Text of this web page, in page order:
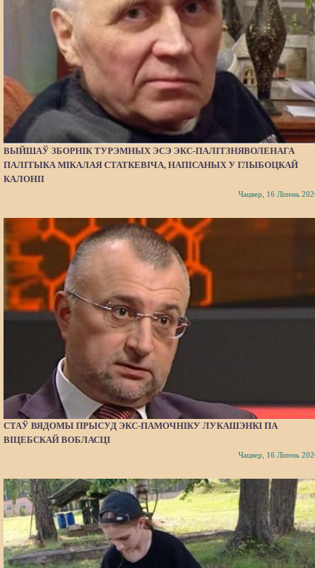
ВЫЙШАЎ ЗБОРНІК ТУРЭМНЫХ ЭСЭ ЭКС-ПАЛІТЗНЯВОЛЕНАГА
ПАЛІТЫКА МІКАЛАЯ СТАТКЕВІЧА, НАПІСАНЫХ У ГЛЫБОЦКАЙ
КАЛОНІІ
Чацвер, 16 Ліпень
СТАЎ ВЯДОМЫ ПРЫСУД ЭКС-ПАМОЧНІКУ ЛУКАШЭНКІ ПА
ВІЦЕБСКАЙ ВОБЛАСЦІ
Чацвер, 16 Ліпень